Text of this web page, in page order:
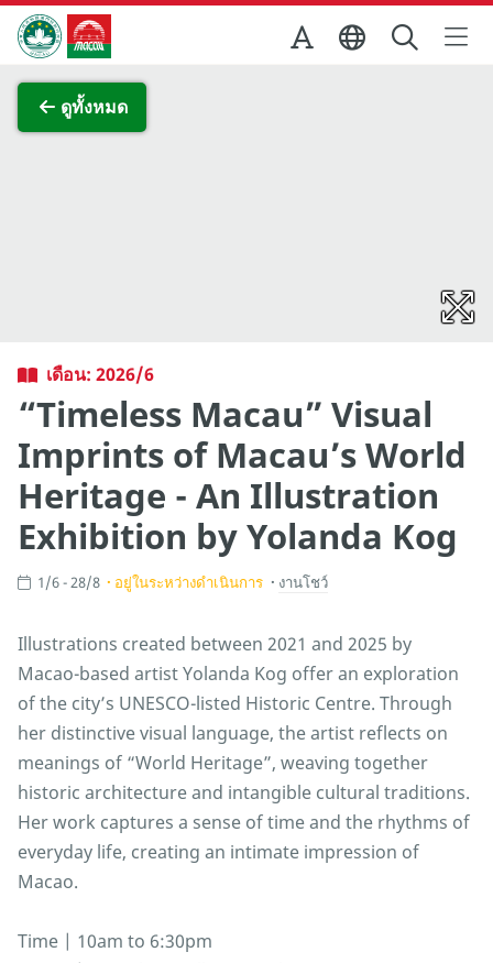
Skip to Main Content
สำนักงานการท่องเที่ยวของรัฐบาลมาเก๊า
ดูทั้งหมด
เดือน: 2026/6
“Timeless Macau” Visual
Imprints of Macau’s World
Heritage - An Illustration
Exhibition by Yolanda Kog
1/6 - 28/8 อยู่ในระหว่างดำเนินการ งานโชว์
Illustrations created between 2021 and 2025 by
Macao-based artist Yolanda Kog offer an exploration
of the city’s UNESCO-listed Historic Centre. Through
her distinctive visual language, the artist reflects on
meanings of “World Heritage”, weaving together
historic architecture and intangible cultural traditions.
Her work captures a sense of time and the rhythms of
everyday life, creating an intimate impression of
Macao.
Time | 10am to 6:30pm